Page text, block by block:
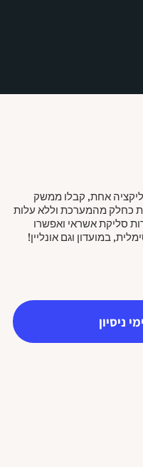
אחת, קבלו ממשק
כחלק מהמערכת וללא עלות
סליקת אשראי ואפשרו
במועדון וגם אונליין!